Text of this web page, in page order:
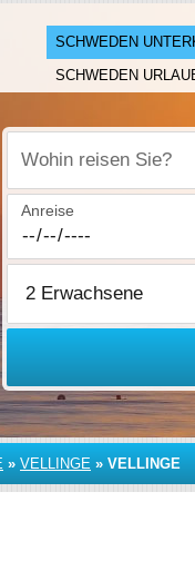
SCHWEDEN
SCHWEDEN
Wohin reisen Sie?
Anreise
» VELLINGE » VELLINGE